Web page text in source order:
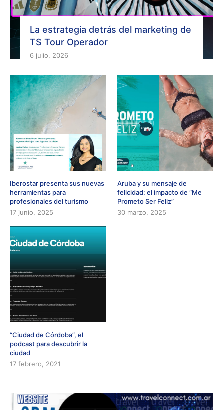
La estrategia detrás del marketing de
TS Tour Operador
6 julio, 2026
Iberostar presenta sus nuevas
herramientas para
profesionales del turismo
17 junio, 2025
Aruba y su mensaje de
felicidad: el impacto de “Me
Prometo Ser Feliz”
30 marzo, 2025
“Ciudad de Córdoba”, el
podcast para descubrir la
ciudad
17 febrero, 2021